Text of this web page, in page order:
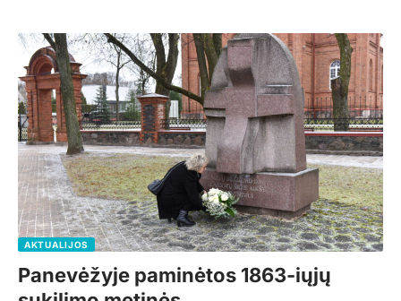
AKTUALIJOS
Panevėžyje paminėtos 1863-iųjų